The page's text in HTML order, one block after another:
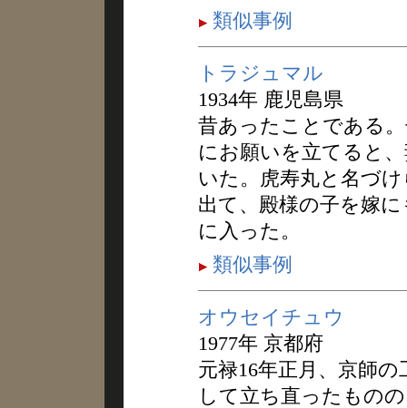
類似事例
トラジュマル
1934年 鹿児島県
昔あったことである
にお願いを立てると
いた。虎寿丸と名づ
出て、殿様の子を嫁
に入った。
類似事例
オウセイチュウ
1977年 京都府
元禄16年正月、京師
して立ち直ったもの